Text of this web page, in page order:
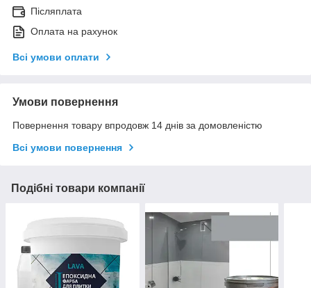
Післяплата
Оплата на рахунок
Всі умови оплати
Умови повернення
Повернення товару впродовж 14 днів за домовленістю
Всі умови повернення
Подібні товари компанії